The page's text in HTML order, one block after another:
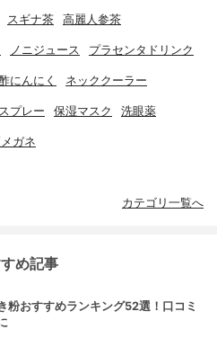
スギナ茶 高麗人参茶
ノニジュース プラセンタドリンク
にんにく ネッククーラー
プレー 保湿マスク 洗眼薬
ガネ
カテゴリ一覧へ
め記事
粉おすすめランキング52選！口コミ